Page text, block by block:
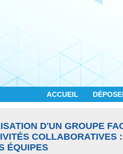
ACCUEIL
D'UN GROUPE
COLLABORATIVES
ÉQUIPES